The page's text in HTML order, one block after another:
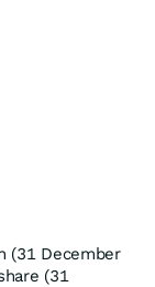
(31 December
(31